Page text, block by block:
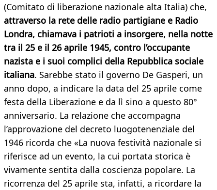
(Comitato di liberazione nazionale alta Italia) che,
attraverso la rete delle radio partigiane e Radio
Londra, chiamava i patrioti a insorgere, nella notte
tra il 25 e il 26 aprile 1945, contro l’occupante
nazista e i suoi complici della Repubblica sociale
italiana. Sarebbe stato il governo De Gasperi, un
anno dopo, a indicare la data del 25 aprile come
festa della Liberazione e da lì sino a questo 80°
anniversario. La relazione che accompagna
l’approvazione del decreto luogotenenziale del
1946 ricorda che «La nuova festività nazionale si
riferisce ad un evento, la cui portata storica è
vivamente sentita dalla coscienza popolare. La
ricorrenza del 25 aprile sta, infatti, a ricordare la